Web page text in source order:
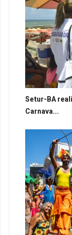
Setur-BA
Carnava...